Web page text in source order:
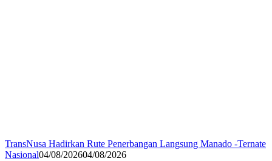
TransNusa Hadirkan Rute Penerbangan Langsung Manado -Ternate
Nasional04/08/202604/08/2026